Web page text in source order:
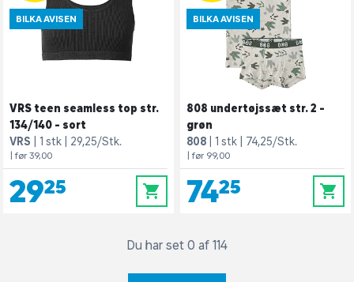
BILKA AVISEN
VRS teen seamless top str.
134/140 - sort
VRS
1 stk 29,25/Stk.
| før 39,00
29,25 0
BILKA AVISEN
808 undertøjssæt str. 2 -
grøn
808
1 stk 74,25/Stk.
| før 99,00
74,25 0
Du har set 0 af 114